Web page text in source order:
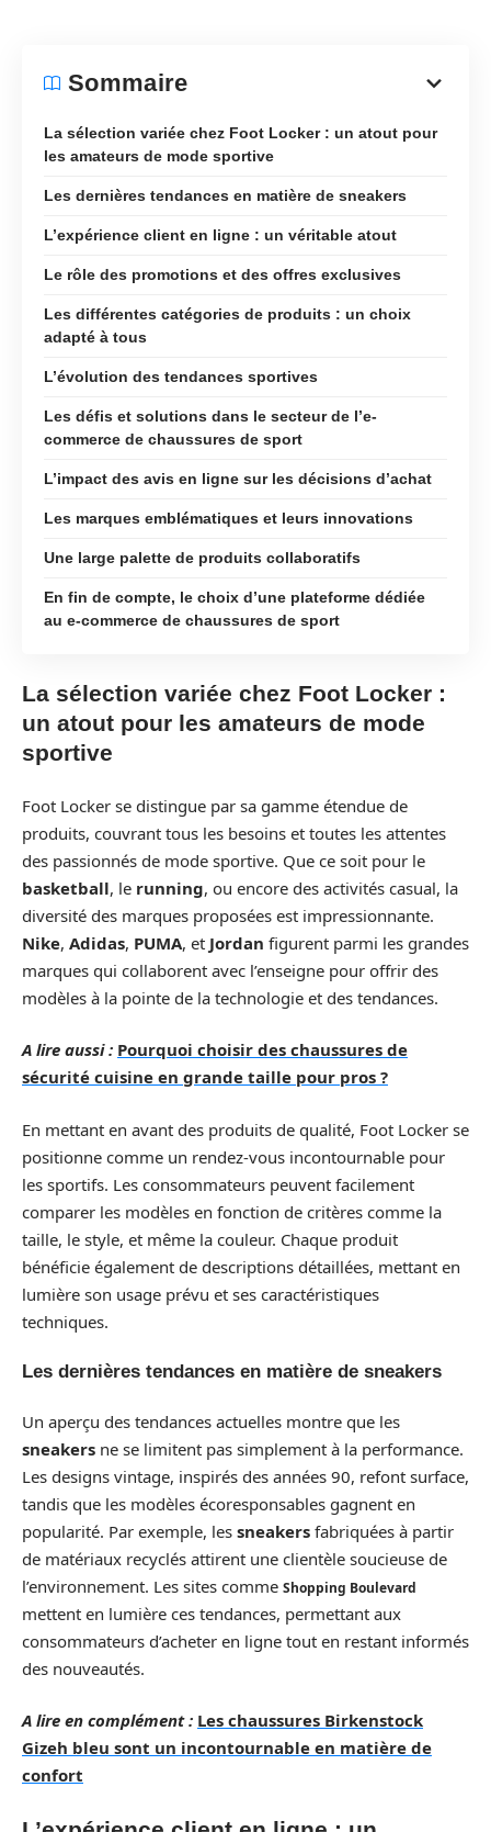
Sommaire
La sélection variée chez Foot Locker : un atout pour
les amateurs de mode sportive
Les dernières tendances en matière de sneakers
L’expérience client en ligne : un véritable atout
Le rôle des promotions et des offres exclusives
Les différentes catégories de produits : un choix
adapté à tous
L’évolution des tendances sportives
Les défis et solutions dans le secteur de l’e-
commerce de chaussures de sport
L’impact des avis en ligne sur les décisions d’achat
Les marques emblématiques et leurs innovations
Une large palette de produits collaboratifs
En fin de compte, le choix d’une plateforme dédiée
au e-commerce de chaussures de sport
La sélection variée chez Foot Locker :
un atout pour les amateurs de mode
sportive
Foot Locker se distingue par sa gamme étendue de
produits, couvrant tous les besoins et toutes les attentes
des passionnés de mode sportive. Que ce soit pour le
basketball, le running, ou encore des activités casual, la
diversité des marques proposées est impressionnante.
Nike, Adidas, PUMA, et Jordan figurent parmi les grandes
marques qui collaborent avec l’enseigne pour offrir des
modèles à la pointe de la technologie et des tendances.
A lire aussi : Pourquoi choisir des chaussures de
sécurité cuisine en grande taille pour pros ?
En mettant en avant des produits de qualité, Foot Locker se
positionne comme un rendez-vous incontournable pour
les sportifs. Les consommateurs peuvent facilement
comparer les modèles en fonction de critères comme la
taille, le style, et même la couleur. Chaque produit
bénéficie également de descriptions détaillées, mettant en
lumière son usage prévu et ses caractéristiques
techniques.
Les dernières tendances en matière de sneakers
Un aperçu des tendances actuelles montre que les
sneakers ne se limitent pas simplement à la performance.
Les designs vintage, inspirés des années 90, refont surface,
tandis que les modèles écoresponsables gagnent en
popularité. Par exemple, les sneakers fabriquées à partir
de matériaux recyclés attirent une clientèle soucieuse de
l’environnement. Les sites comme Shopping Boulevard
mettent en lumière ces tendances, permettant aux
consommateurs d’acheter en ligne tout en restant informés
des nouveautés.
A lire en complément : Les chaussures Birkenstock
Gizeh bleu sont un incontournable en matière de
confort